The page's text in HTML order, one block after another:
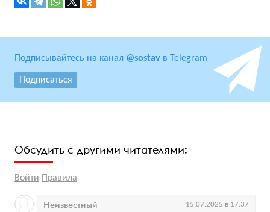
Подписывайтесь на канал @sostav в Telegram
Подписаться
Обсудить с другими читателями:
Войти Правила
Неизвестный 15.07.2025 в 17:37